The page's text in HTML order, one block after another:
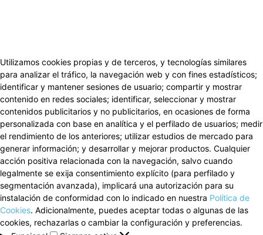
Utilizamos cookies propias y de terceros, y tecnologías similares
para analizar el tráfico, la navegación web y con fines estadísticos;
identificar y mantener sesiones de usuario; compartir y mostrar
contenido en redes sociales; identificar, seleccionar y mostrar
contenidos publicitarios y no publicitarios, en ocasiones de forma
personalizada con base en analítica y el perfilado de usuarios; medir
el rendimiento de los anteriores; utilizar estudios de mercado para
generar información; y desarrollar y mejorar productos. Cualquier
acción positiva relacionada con la navegación, salvo cuando
legalmente se exija consentimiento explícito (para perfilado y
segmentación avanzada), implicará una autorización para su
instalación de conformidad con lo indicado en nuestra Política de
Cookies. Adicionalmente, puedes aceptar todas o algunas de las
cookies, rechazarlas o cambiar la configuración y preferencias.